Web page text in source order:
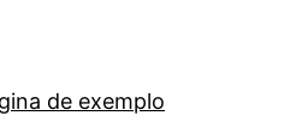
de exemplo